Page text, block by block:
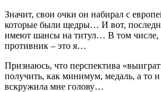
Значит, свои очки он набирал с
которые были щедры… И вот,
имеют шансы на титул… В том числе,
противник – это я…
Признаюсь, что перспектива
получить, как минимум, медаль, а то
вскружила мне голову…